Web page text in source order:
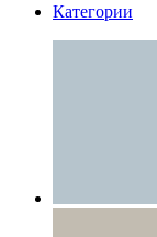
Категории